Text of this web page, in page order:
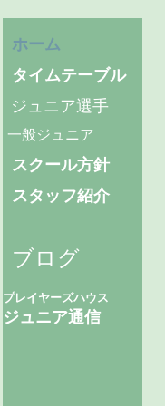
ホーム
タイムテーブル
ジュニア選手
一般ジュニア
スクール方針
スタッフ紹介
ブログ
プレイヤーズハウス
ジュニア通信